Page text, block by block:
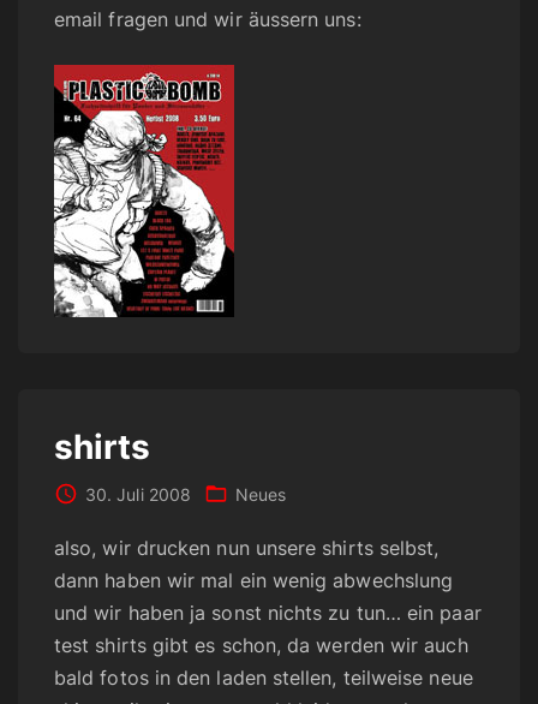
email fragen und wir äussern uns:
shirts
30. Juli 2008 Neues
also, wir drucken nun unsere shirts selbst,
dann haben wir mal ein wenig abwechslung
und wir haben ja sonst nichts zu tun… ein paar
test shirts gibt es schon, da werden wir auch
bald fotos in den laden stellen, teilweise neue